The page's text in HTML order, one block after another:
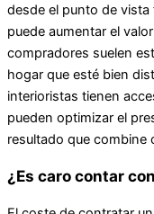
desde el punto de
puede aumentar el
compradores suelen
hogar que esté bien
interioristas tienen
pueden optimizar el
resultado que combine
¿Es caro contar